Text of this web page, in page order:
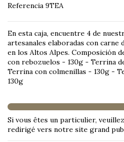
Referencia 9TEA
En esta caja, encuentre 4 de
artesanales elaboradas con
en los Altos Alpes. Composición
con rebozuelos - 130g - Terrina
Terrina con colmenillas - 130g -
130g
Si vous êtes un particulier, veuillez
redirigé vers notre site grand